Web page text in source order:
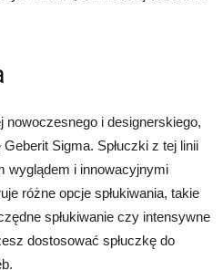
i designerskiego,
Sigma. Spłuczki z tej linii
wyglądem i innowacyjnymi
różne opcje spłukiwania, takie
spłukiwanie czy intensywne
dostosować spłuczkę do